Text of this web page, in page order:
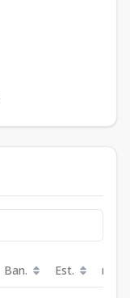
Ban. Est. m²